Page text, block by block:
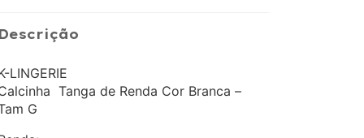
LINGERIE
Tanga de Renda Cor Branca –
G